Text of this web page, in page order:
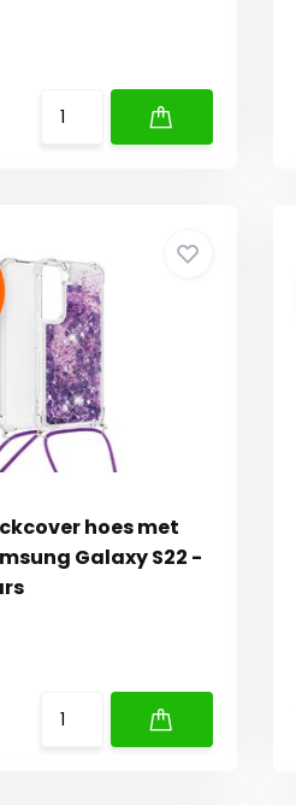
hoes met
Galaxy S22 -